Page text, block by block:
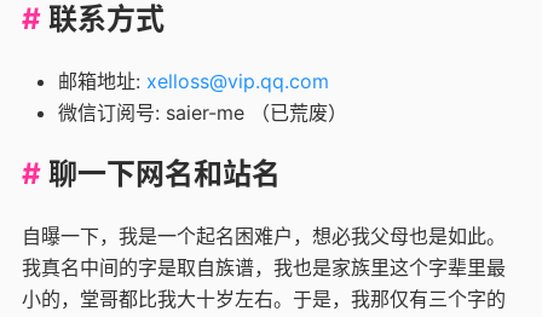
联系方式
邮箱地址: xelloss@vip.qq.com
微信订阅号: saier-me （已荒废）
聊一下网名和站名
自曝一下，我是一个起名困难户，想必我父母也是如此。
我真名中间的字是取自族谱，我也是家族里这个字辈里最
小的，堂哥都比我大十岁左右。于是，我那仅有三个字的